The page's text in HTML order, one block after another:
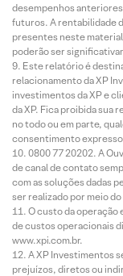
desempenhos
futuros. A rentabilidade
presentes neste
poderão ser
Este relatório é
relacionamento da XP
investimentos da XP e
da XP. Fica proibida sua
no todo ou em parte,
consentimento
0800 77 20202. A
de canal de contato
com as soluções dadas
ser realizado por meio
O custo da operação
de custos operacionais
www.xpi.com.br.
A XP Investimentos
prejuízos, diretos ou